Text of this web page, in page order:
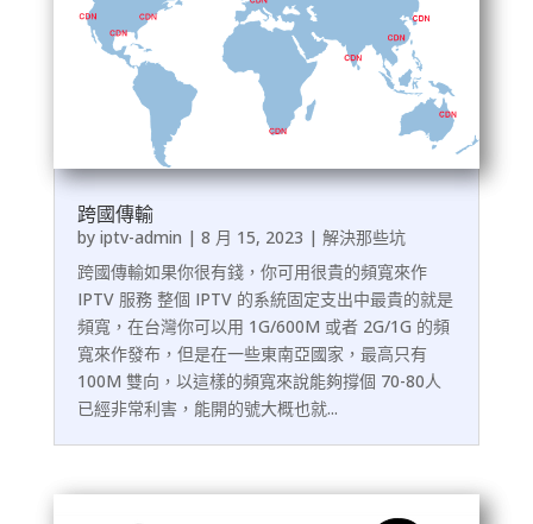
跨國傳輸
by iptv-admin | 8 月 15, 2023 | 解決那些坑
跨國傳輸如果你很有錢，你可用很貴的頻寬來作
IPTV 服務 整個 IPTV 的系統固定支出中最貴的就是
頻寬，在台灣你可以用 1G/600M 或者 2G/1G 的頻
寬來作發布，但是在一些東南亞國家，最高只有
100M 雙向，以這樣的頻寬來說能夠撐個 70-80人
已經非常利害，能開的號大概也就...